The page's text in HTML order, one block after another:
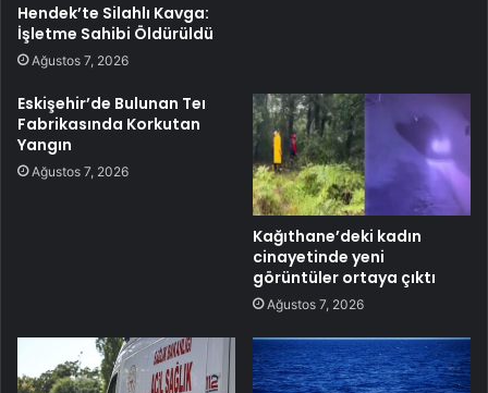
Hendek’te Silahlı Kavga:
İşletme Sahibi Öldürüldü
Ağustos 7, 2026
Eskişehir’de Bulunan Teı
Fabrikasında Korkutan
Yangın
Ağustos 7, 2026
Kağıthane’deki kadın
cinayetinde yeni
görüntüler ortaya çıktı
Ağustos 7, 2026